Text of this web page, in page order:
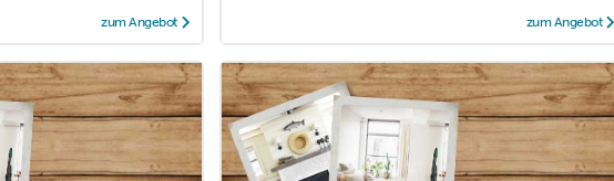
zum Angebot zum Angebot